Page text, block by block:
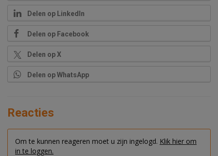
Delen op LinkedIn
Delen op Facebook
Delen op X
Delen op WhatsApp
Reacties
Om te kunnen reageren moet u zijn ingelogd. Klik hier om
in te loggen.